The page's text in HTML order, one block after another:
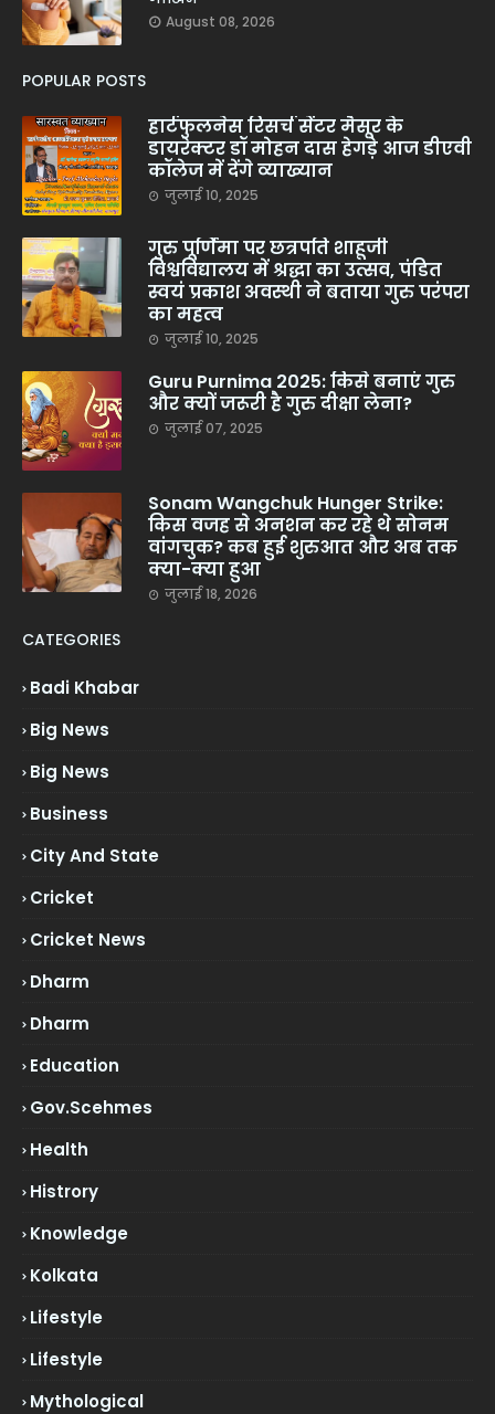
August 08, 2026
POPULAR POSTS
हार्टफुलनेस रिसर्च सेंटर मैसूर के
डायरेक्टर डॉ मोहन दास हेगड़े आज डीएवी
कॉलेज में देंगे व्याख्यान
जुलाई 10, 2025
गुरु पूर्णिमा पर छत्रपति शाहूजी
विश्वविद्यालय में श्रद्धा का उत्सव, पंडित
स्वयं प्रकाश अवस्थी ने बताया गुरु परंपरा
का महत्व
जुलाई 10, 2025
Guru Purnima 2025: किसे बनाएं गुरु
और क्यों जरूरी है गुरु दीक्षा लेना?
जुलाई 07, 2025
Sonam Wangchuk Hunger Strike:
किस वजह से अनशन कर रहे थे सोनम
वांगचुक? कब हुई शुरुआत और अब तक
क्या-क्या हुआ
जुलाई 18, 2026
CATEGORIES
Badi Khabar
Big News
Big News
Business
City And State
Cricket
Cricket News
Dharm
Dharm
Education
Gov.scehmes
Health
Histrory
Knowledge
Kolkata
Lifestyle
Lifestyle
Mythological